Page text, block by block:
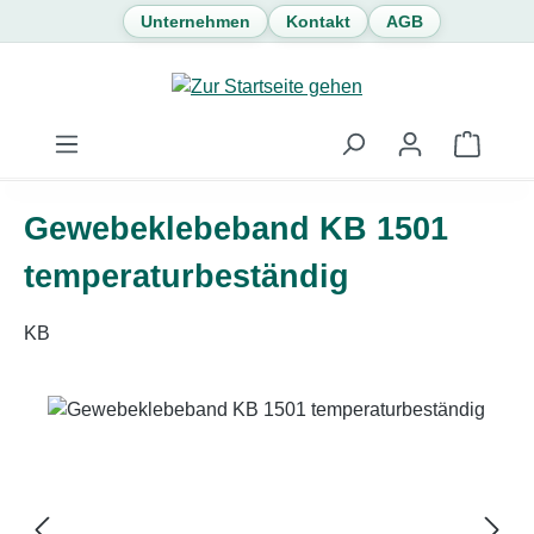
Zum Hauptinhalt springen
Unternehmen Kontakt AGB
Gewebeklebeband KB 1501
temperaturbeständig
KB
Bildergalerie überspringen